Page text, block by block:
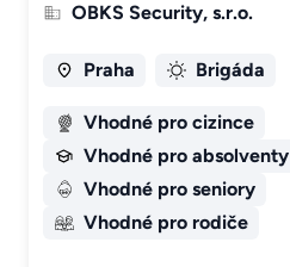
OBKS Security, s.r.o.
Praha Brigáda
Vhodné pro cizince
Vhodné pro absolventy
Vhodné pro seniory
Vhodné pro rodiče